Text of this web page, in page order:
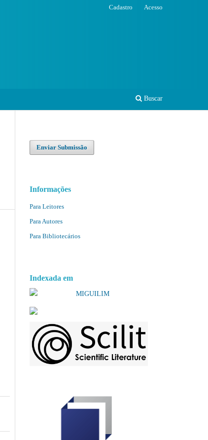
Buscar
Cadastro Acesso
Enviar Submissão
Informações
Para Leitores
Para Autores
Para Bibliotecários
Indexada em